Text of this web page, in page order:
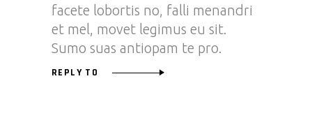
facete lobortis no, falli menandri
et mel, movet legimus eu sit.
Sumo suas antiopam te pro.
REPLY TO